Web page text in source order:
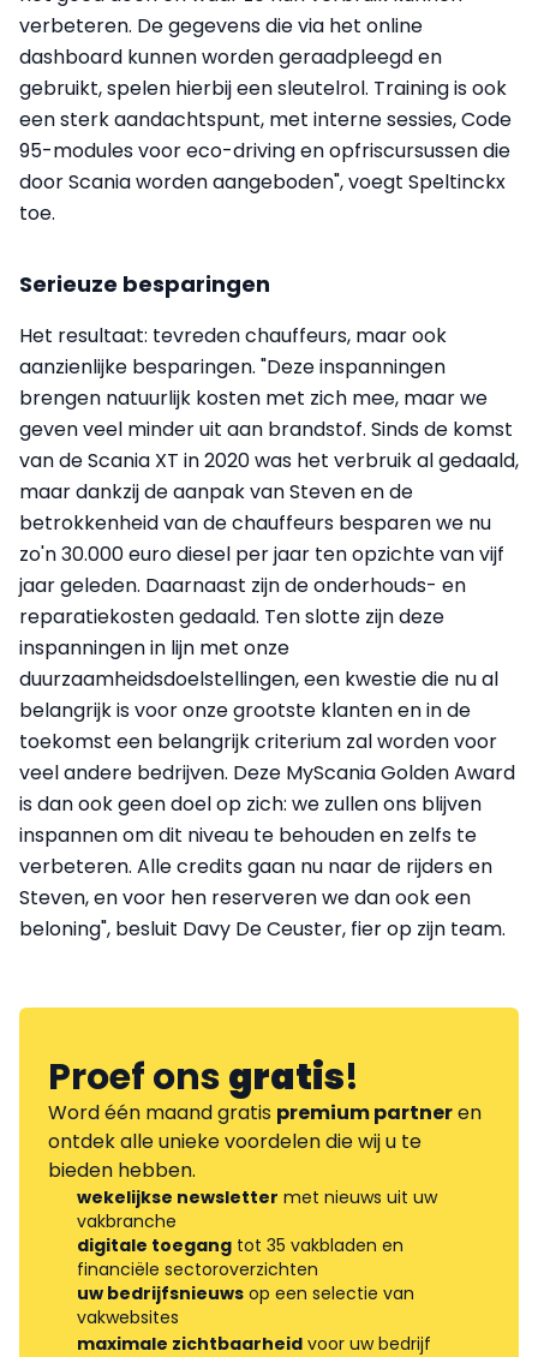
verbeteren. De gegevens die via het online
dashboard kunnen worden geraadpleegd en
gebruikt, spelen hierbij een sleutelrol. Training is ook
een sterk aandachtspunt, met interne sessies, Code
95-modules voor eco-driving en opfriscursussen die
door Scania worden aangeboden", voegt Speltinckx
toe.
Serieuze besparingen
Het resultaat: tevreden chauffeurs, maar ook
aanzienlijke besparingen. "Deze inspanningen
brengen natuurlijk kosten met zich mee, maar we
geven veel minder uit aan brandstof. Sinds de komst
van de Scania XT in 2020 was het verbruik al gedaald,
maar dankzij de aanpak van Steven en de
betrokkenheid van de chauffeurs besparen we nu
zo'n 30.000 euro diesel per jaar ten opzichte van vijf
jaar geleden. Daarnaast zijn de onderhouds- en
reparatiekosten gedaald. Ten slotte zijn deze
inspanningen in lijn met onze
duurzaamheidsdoelstellingen, een kwestie die nu al
belangrijk is voor onze grootste klanten en in de
toekomst een belangrijk criterium zal worden voor
veel andere bedrijven. Deze MyScania Golden Award
is dan ook geen doel op zich: we zullen ons blijven
inspannen om dit niveau te behouden en zelfs te
verbeteren. Alle credits gaan nu naar de rijders en
Steven, en voor hen reserveren we dan ook een
beloning", besluit Davy De Ceuster, fier op zijn team.
Proef onsgratis!
Word één maand gratis premium partneren
ontdek alle unieke voordelen die wij u te
bieden hebben.
wekelijkse newsletter met nieuws uit uw
vakbranche
digitale toegang tot 35 vakbladen en
financiële sectoroverzichten
uw bedrijfsnieuws op een selectie van
vakwebsites
maximale zichtbaarheid voor uw bedrijf